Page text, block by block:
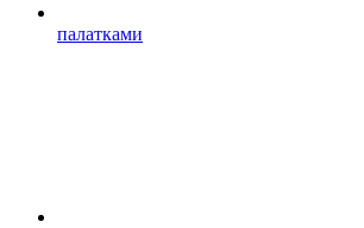
палатками